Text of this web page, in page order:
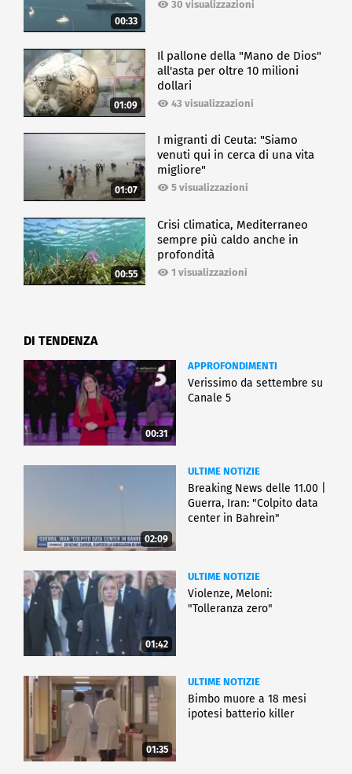
00:33
30 visualizzazioni
01:09
Il pallone della "Mano de Dios"
all'asta per oltre 10 milioni
dollari
43 visualizzazioni
01:07
I migranti di Ceuta: "Siamo
venuti qui in cerca di una vita
migliore"
5 visualizzazioni
00:55
Crisi climatica, Mediterraneo
sempre più caldo anche in
profondità
1 visualizzazioni
DI TENDENZA
00:31
APPROFONDIMENTI
Verissimo da settembre su
Canale 5
02:09
ULTIME NOTIZIE
Breaking News delle 11.00 |
Guerra, Iran: "Colpito data
center in Bahrein"
01:42
ULTIME NOTIZIE
Violenze, Meloni:
"Tolleranza zero"
01:35
ULTIME NOTIZIE
Bimbo muore a 18 mesi
ipotesi batterio killer